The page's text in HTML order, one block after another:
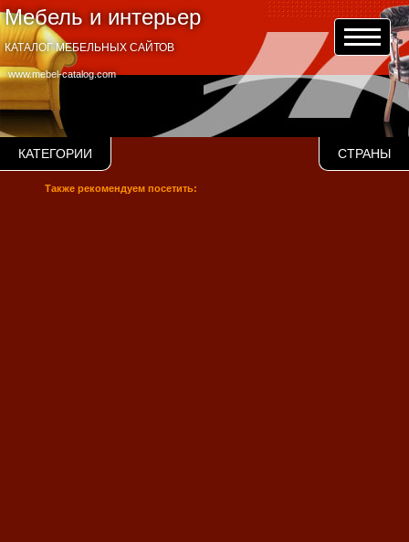
Мебель и интерьер
www.mebel-catalog.com
КАТАЛОГ МЕБЕЛЬНЫХ САЙТОВ
КАТЕГОРИИ СТРАНЫ
Также рекомендуем посетить: